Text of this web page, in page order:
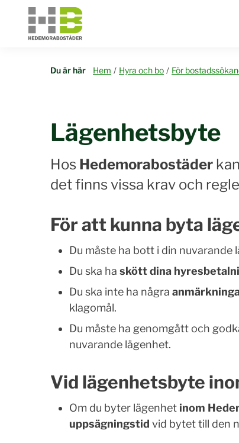
Du är här Hem / Hyra och bo / För
Lägenhetsbyte
Hos Hedemorabostäder
det finns vissa krav och
För att kunna byta
Du måste ha bott i din nuvarande
Du ska ha skött dina
Du ska inte ha några
klagomål.
Du måste ha genomgått och
nuvarande lägenhet.
Vid lägenhetsbyte
Om du byter lägenhet inom
uppsägningstid vid bytet till den